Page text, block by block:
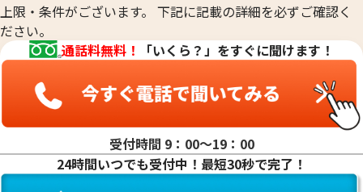
上限・条件がございます。 下記に記載の詳細を必ずご確認く
ださい。
通話料無料！
「いくら？」をすぐに聞けます！
受付時間 9：00〜19：00
24時間いつでも受付中！最短30秒で完了！